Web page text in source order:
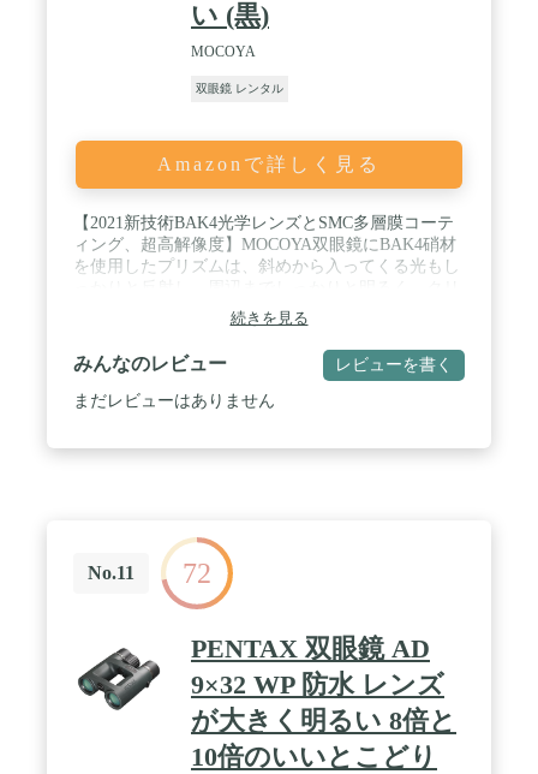
い (黒)
MOCOYA
双眼鏡 レンタル
Amazonで詳しく見る
【2021新技術BAK4光学レンズとSMC多層膜コーテ
ィング、超高解像度】MOCOYA双眼鏡にBAK4硝材
を使用したプリズムは、斜めから入ってくる光もし
アな見えを実現します。また光学SMC多層膜が施さ
れており、鳥観察でもステージ演出の観賞でも、高
い光通過率と明るさで景色がはっきりと見えます。
/ 【10倍鮮明・様々なシーンで大活躍】 ドームでの
コンサートやライブ会場、スタジアムでの野球やサ
間の首掛けでも負担になりません。軽量化しても、
高品質の材料を採用し、ご安心ください。手のひら
サイズで使いやすいので、女性やお子様、ご年配の
方にも気軽に持ち運びいただけます。 / 【MOCOYA
双眼鏡 仕様】 [種類：ポロプリズム式 (ポロタイプ)]
[倍率：10倍] [対物レンズ口径：22mm] [実視界：6.5
度] [明るさ：4.84] [実重量：150g] [サイズ：10 x 8 x
3.6 cm] [レンズ種類：Bak4] [その他：生活防水]【付
属品】 ネックストラップ、専用ポーチ、レンズクロ
ス、説明書。 / 【MOCOYA・全品1年保証付】 ご購
入日から、365日以内不具合が発生した場合は、弊
続きを見る
みんなのレビュー レビューを書く
まだレビューはありません
No.11 72
PENTAX 双眼鏡 AD
9×32 WP 防水 レンズ
が大きく明るい 8倍と
10倍のいいとこどり